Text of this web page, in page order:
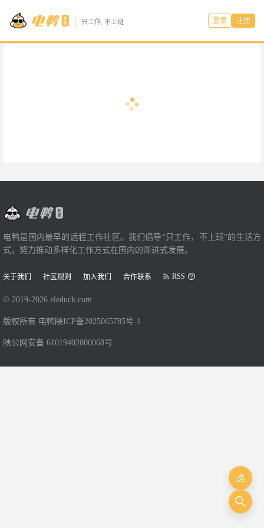
只工作, 不上班 登录 注册
电鸭是国内最早的远程工作社区。我们倡导“只工作，不上班”的生活方
式，努力推动多样化工作方式在国内的渐进式发展。
关于我们 社区规则 加入我们 合作联系 RSS
© 2019-2026 eleduck.com
版权所有 电鸭 陕ICP备2025065785号-1
陕公网安备 61019402000068号